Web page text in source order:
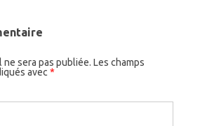
ne sera pas publiée. Les champs
avec *